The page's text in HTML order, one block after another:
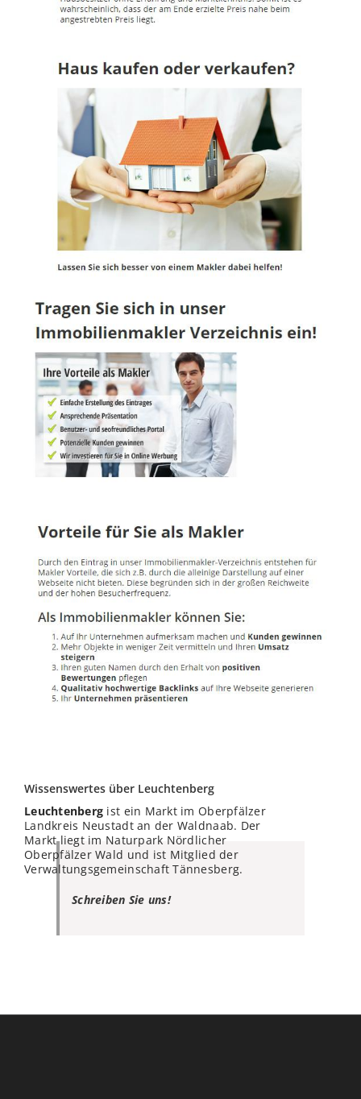
Wissenswertes über Leuchtenberg
Leuchtenberg ist ein Markt im Oberpfälzer
Landkreis Neustadt an der Waldnaab. Der
Markt liegt im Naturpark Nördlicher
Oberpfälzer Wald und ist Mitglied der
Verwaltungsgemeinschaft Tännesberg.
Schreiben Sie uns!